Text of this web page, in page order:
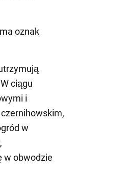
oznak
ciągu
i
w
w obwodzie